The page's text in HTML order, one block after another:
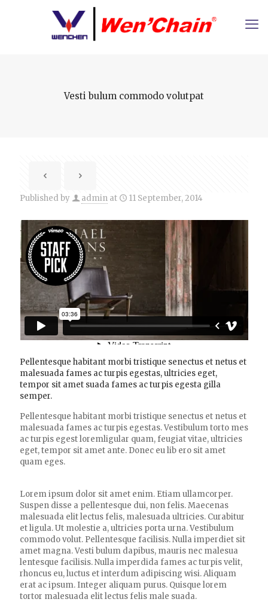
Vesti bulum commodo volutpat
Published by admin at 11 September, 2014
Pellentesque habitant morbi tristique senectus et netus et
malesuada fames ac turpis egestas, ultricies eget,
tempor sit amet suada fames ac turpis egesta gilla
semper.
Pellentesque habitant morbi tristique senectus et netus et
malesuada fames ac turpis egestas. Vestibulum torto mes
ac turpis egest loremligular quam, feugiat vitae, ultricies
eget, tempor sit amet ante. Donec eu lib ero sit amet
quam eges.
Lorem ipsum dolor sit amet enim. Etiam ullamcorper.
Suspen disse a pellentesque dui, non felis. Maecenas
malesuada elit lectus felis, malesuada ultricies. Curabitur
et ligula. Ut molestie a, ultricies porta urna. Vestibulum
commodo volut. Pellentesque facilisis. Nulla imperdiet sit
amet magna. Vesti bulum dapibus, mauris nec malesua
lentesque facilisis. Nulla imperdida fames ac turpis velit,
rhoncus eu, luctus et interdum adipiscing wisi. Aliquam
erat ac ipsum. Integer aliquam purus. Quisque lorem
tortor malesuada elit lectus felis male suada.